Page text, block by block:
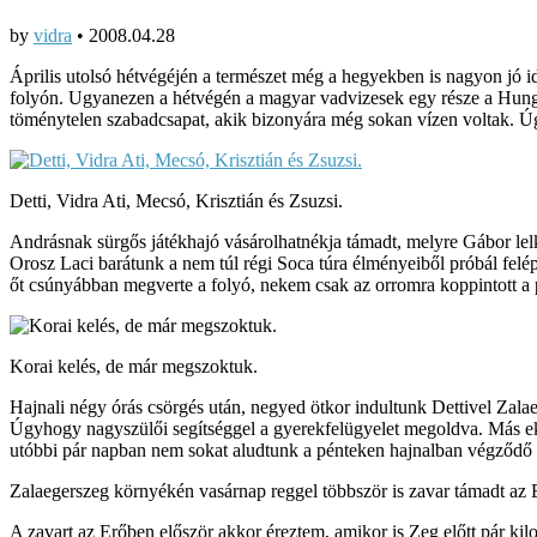
by vidra • 2008.04.28
Április utolsó hétvégéjén a természet még a hegyekben is nagyon
folyón. Ugyanezen a hétvégén a magyar vadvizesek egy része a
töménytelen szabadcsapat, akik bizonyára még sokan vízen voltak.
Detti, Vidra Ati, Mecsó, Krisztián és Zsuzsi.
Andrásnak sürgős játékhajó vásárolhatnékja támadt, melyre Gábor
Orosz Laci barátunk a nem túl régi Soca túra élményeiből próbál
őt csúnyábban megverte a folyó, nekem csak az orromra koppintott
Korai kelés, de már megszoktuk.
Hajnali négy órás csörgés után, negyed ötkor indultunk Dettivel
Úgyhogy nagyszülői segítséggel a gyerekfelügyelet megoldva. Más
utóbbi pár napban nem sokat aludtunk a pénteken hajnalban
Zalaegerszeg környékén vasárnap reggel többször is zavar támadt az
A zavart az Erőben először akkor éreztem, amikor is Zeg előtt pár